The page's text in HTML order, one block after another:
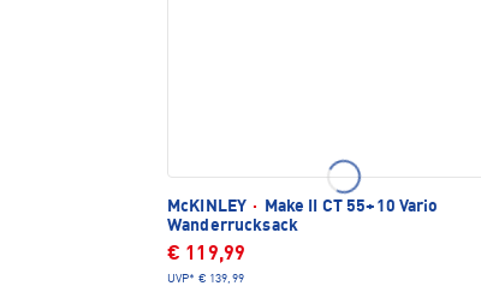
McKINLEY ·
Make II CT 55+10 Vario
Wanderrucksack
€ 119,99
UVP* € 139,99